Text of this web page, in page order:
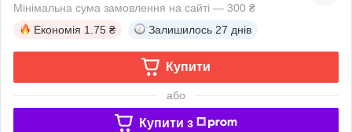
Мінімальна сума замовлення на сайті — 300 ₴
Економія 1.75 ₴ Залишилось 27 днів
Купити
або
Купити з